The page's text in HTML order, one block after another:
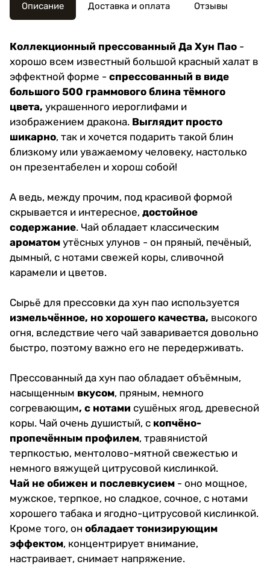
Описание Доставка и оплата Отзывы
Коллекционный прессованный Да Хун Пао -
хорошо всем известный большой красный халат в
эффектной форме - спрессованный в виде
большого 500 граммового блина тёмного
цвета, украшенного иероглифами и
изображением дракона. Выглядит просто
шикарно, так и хочется подарить такой блин
близкому или уважаемому человеку, настолько
он презентабелен и хорош собой!
А ведь, между прочим, под красивой формой
скрывается и интересное, достойное
содержание. Чай обладает классическим
ароматом утёсных улунов - он пряный, печёный,
дымный, с нотами свежей коры, сливочной
карамели и цветов.
Сырьё для прессовки да хун пао используется
измельчённое, но хорошего качества, высокого
огня, вследствие чего чай заваривается довольно
быстро, поэтому важно его не передерживать.
Прессованный да хун пао обладает объёмным,
насыщенным вкусом, пряным, немного
согревающим, с нотами сушёных ягод, древесной
коры. Чай очень душистый, с копчёно-
пропечённым профилем, травянистой
терпкостью, ментолово-мятной свежестью и
немного вяжущей цитрусовой кислинкой.
Чай не обижен и послевкусием - оно мощное,
мужское, терпкое, но сладкое, сочное, с нотами
хорошего табака и ягодно-цитрусовой кислинкой.
Кроме того, он обладает тонизирующим
эффектом, концентрирует внимание,
настраивает, снимает напряжение.